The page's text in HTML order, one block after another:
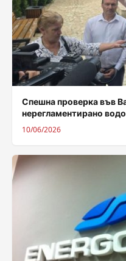
Спешна проверка във
нерегламентирано
10/06/2026